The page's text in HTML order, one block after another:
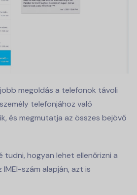
megoldás a telefonok távoli
telefonjához való
és megmutatja az összes bejövő
tudni, hogyan lehet ellenőrizni a
szám alapján, azt is